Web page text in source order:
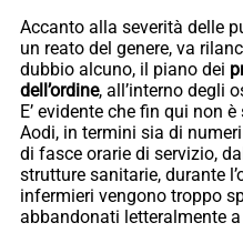
Accanto alla severità delle
un reato del genere, va
dubbio alcuno, il piano dei
dell’ordine, all’interno degli
E’ evidente che fin qui non
Aodi, in termini sia di
di fasce orarie di servizio,
strutture sanitarie, durante
infermieri vengono troppo
abbandonati letteralmente